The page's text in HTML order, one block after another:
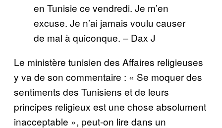
en Tunisie ce vendredi. Je m’en
excuse. Je n’ai jamais voulu causer
de mal à quiconque. – Dax J
Le ministère tunisien des Affaires religieuses
y va de son commentaire : « Se moquer des
sentiments des Tunisiens et de leurs
principes religieux est une chose absolument
inacceptable », peut-on lire dans un